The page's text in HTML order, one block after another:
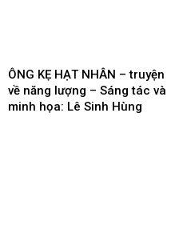
ÔNG KẸ HẠT NHÂN – truyện
về năng lượng – Sáng tác và
minh họa: Lê Sinh Hùng